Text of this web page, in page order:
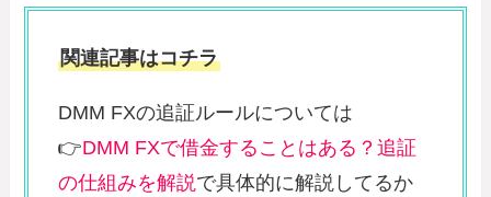
関連記事はコチラ
DMM FXの追証ルールについては
👉DMM FXで借金することはある？追証
の仕組みを解説で具体的に解説してるか